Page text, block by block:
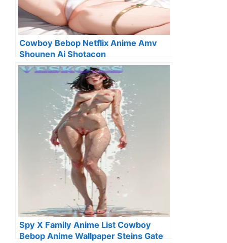
Cowboy Bebop Netflix Anime Amv
Shounen Ai Shotacon
Spy X Family Anime List Cowboy
Bebop Anime Wallpaper Steins Gate